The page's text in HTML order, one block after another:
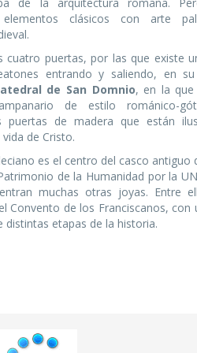
clásicos con arte
cuatro puertas, por las que existe
entrando y saliendo, en
de San Domnio, en la
de estilo románico-
puertas de madera que están
de Cristo.
es el centro del casco antiguo
de la Humanidad por la
muchas otras joyas. Entre
Convento de los Franciscanos, con
distintas etapas de la historia.